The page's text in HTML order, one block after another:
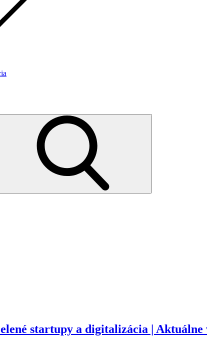
startupy a digitalizácia | Aktuálne